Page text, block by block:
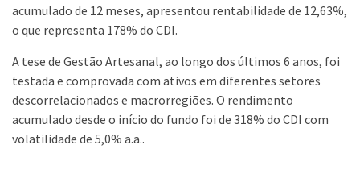
acumulado de 12 meses, apresentou rentabilidade de 12,63%,
o que representa 178% do CDI.
A tese de Gestão Artesanal, ao longo dos últimos 6 anos, foi
testada e comprovada com ativos em diferentes setores
descorrelacionados e macrorregiões. O rendimento
acumulado desde o início do fundo foi de 318% do CDI com
volatilidade de 5,0% a.a..